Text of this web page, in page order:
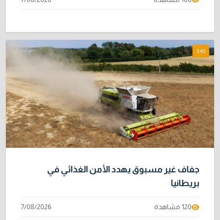
3:45
جفاف غير مسبوق يهدد الأمن الغذائي في
بريطانيا
120 مشاهدة 7/08/2026